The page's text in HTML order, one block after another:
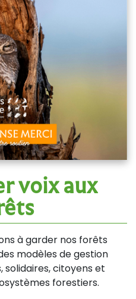
voix aux
à garder nos forêts
modèles de gestion
solidaires, citoyens et
forestiers.